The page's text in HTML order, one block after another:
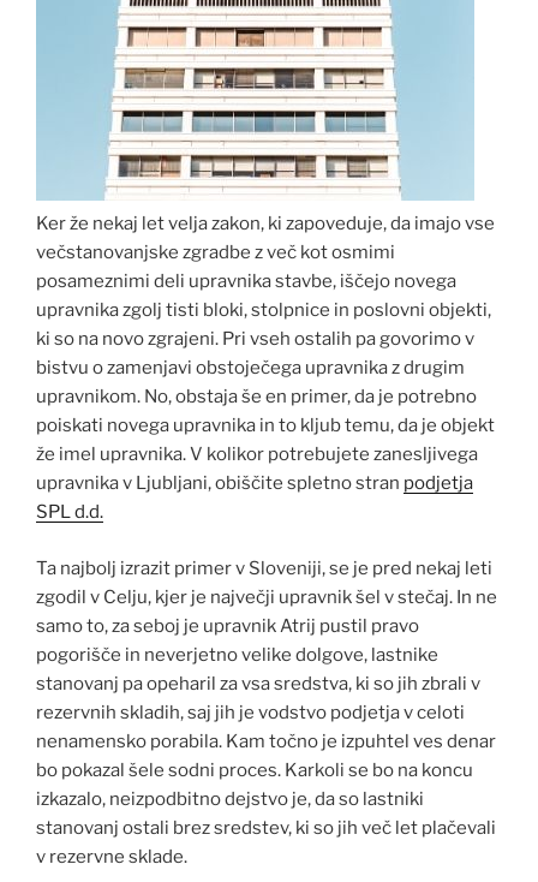
Ker že nekaj let velja zakon, ki zapoveduje, da imajo vse
večstanovanjske zgradbe z več kot osmimi
posameznimi deli upravnika stavbe, iščejo novega
upravnika zgolj tisti bloki, stolpnice in poslovni objekti,
ki so na novo zgrajeni. Pri vseh ostalih pa govorimo v
bistvu o zamenjavi obstoječega upravnika z drugim
upravnikom. No, obstaja še en primer, da je potrebno
poiskati novega upravnika in to kljub temu, da je objekt
že imel upravnika. V kolikor potrebujete zanesljivega
upravnika v Ljubljani, obiščite spletno stran podjetja
SPL d.d.
Ta najbolj izrazit primer v Sloveniji, se je pred nekaj leti
zgodil v Celju, kjer je največji upravnik šel v stečaj. In ne
samo to, za seboj je upravnik Atrij pustil pravo
pogorišče in neverjetno velike dolgove, lastnike
stanovanj pa opeharil za vsa sredstva, ki so jih zbrali v
rezervnih skladih, saj jih je vodstvo podjetja v celoti
nenamensko porabila. Kam točno je izpuhtel ves denar
bo pokazal šele sodni proces. Karkoli se bo na koncu
izkazalo, neizpodbitno dejstvo je, da so lastniki
stanovanj ostali brez sredstev, ki so jih več let plačevali
v rezervne sklade.